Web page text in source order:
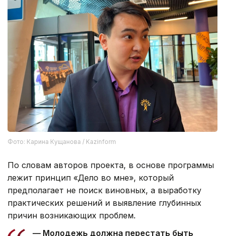
Фото: Карина Кущанова / Kazinform
По словам авторов проекта, в основе программы
лежит принцип «Дело во мне», который
предполагает не поиск виновных, а выработку
практических решений и выявление глубинных
причин возникающих проблем.
— Молодежь должна перестать быть